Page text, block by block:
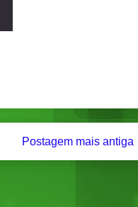
Postagem mais antiga